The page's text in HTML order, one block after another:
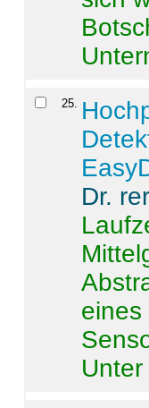
25.
Dr.
eines